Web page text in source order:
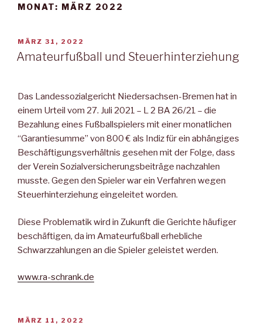
MONAT: MÄRZ 2022
VERÖFFENTLICHT
AM
MÄRZ 31, 2022
Amateurfußball und Steuerhinterziehung
Das Landessozialgericht Niedersachsen-Bremen hat in
einem Urteil vom 27. Juli 2021 – L 2 BA 26/21 – die
Bezahlung eines Fußballspielers mit einer monatlichen
“Garantiesumme” von 800 € als Indiz für ein abhängiges
Beschäftigungsverhältnis gesehen mit der Folge, dass
der Verein Sozialversicherungsbeiträge nachzahlen
musste. Gegen den Spieler war ein Verfahren wegen
Steuerhinterziehung eingeleitet worden.
Diese Problematik wird in Zukunft die Gerichte häufiger
beschäftigen, da im Amateurfußball erhebliche
Schwarzzahlungen an die Spieler geleistet werden.
www.ra-schrank.de
VERÖFFENTLICHT
MÄRZ 11, 2022